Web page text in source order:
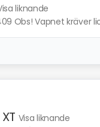
liknande
Obs! Vapnet kräver
Visa liknande